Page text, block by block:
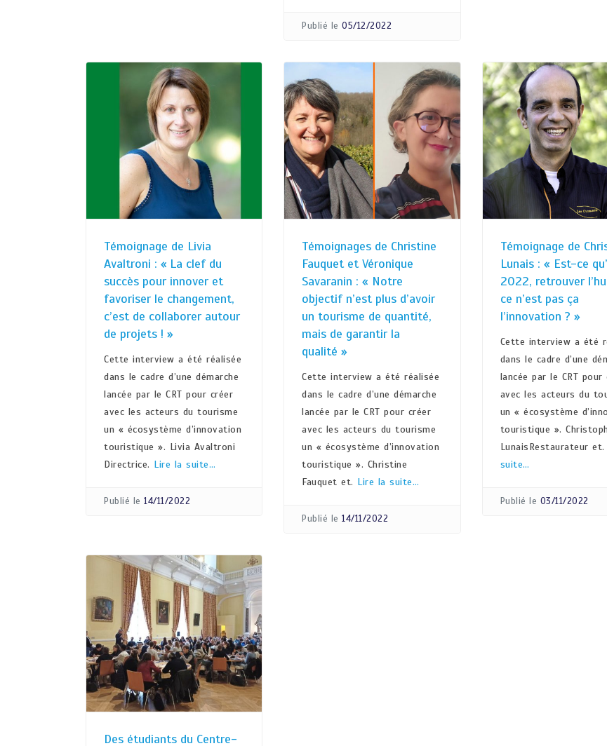
Publié le 05/12/2022
Témoignage de Livia
Avaltroni : « La clef du
succès pour innover et
favoriser le changement,
c’est de collaborer autour
de projets ! »
Cette interview a été réalisée
dans le cadre d’une démarche
lancée par le CRT pour créer
avec les acteurs du tourisme
un « écosystème d’innovation
touristique ». Livia Avaltroni
Directrice. Lire la suite…
Publié le 14/11/2022
Témoignages de Christine
Fauquet et Véronique
Savaranin : « Notre
objectif n’est plus d’avoir
un tourisme de quantité,
mais de garantir la
qualité »
Cette interview a été réalisée
dans le cadre d’une démarche
lancée par le CRT pour créer
avec les acteurs du tourisme
un « écosystème d’innovation
touristique ». Christine
Fauquet et. Lire la suite…
Publié le 14/11/2022
Témoignage de
Lunais : « Est-ce
2022, retrouver
ce n’est pas ça
l’innovation ? »
Cette interview a été
dans le cadre d’une
lancée par le CRT pour
avec les acteurs du
un « écosystème
touristique ».
LunaisRestaurateur et.
suite…
Publié le 03/11/2022
Des étudiants du Centre-